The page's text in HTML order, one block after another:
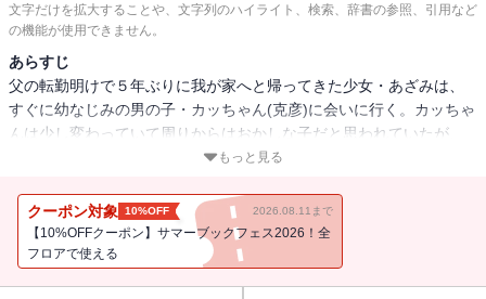
文字だけを拡大することや、文字列のハイライト、検索、辞書の参照、引用など
の機能が使用できません。
あらすじ
父の転勤明けで５年ぶりに我が家へと帰ってきた少女・あざみは、
すぐに幼なじみの男の子・カッちゃん(克彦)に会いに行く。カッちゃ
んは少し変わっていて周りからはおかしな子だと思われていたが、
あざみには彼がまるで何か大切なことを分かってしまっているよう
昔のように声をかけるのだが、彼は冷たく去っていってしま
う……。
もっと見る
クーポン対象 10%OFF 2026.08.11まで
【10%OFFクーポン】サマーブックフェス2026！全
フロアで使える